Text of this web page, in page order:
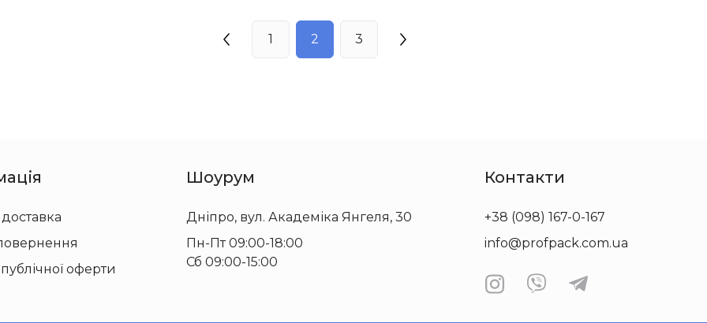
1 2 3
оферти
Шоурум
Дніпро, вул. Академіка Янгеля, 30
Пн-Пт 09:00-18:00
Сб 09:00-15:00
Контакти
+38 (098) 167-0-167
info@profpack.com.ua